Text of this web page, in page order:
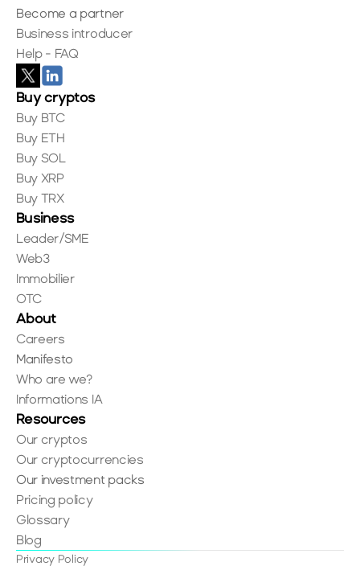
Become a partner
Business introducer
Help - FAQ
Buy cryptos
Buy BTC
Buy ETH
Buy SOL
Buy XRP
Buy TRX
Business
Leader/SME
Web3
Immobilier
OTC
About
Careers
Manifesto
Who are we?
Informations IA
Resources
Our cryptos
Our cryptocurrencies
Our investment packs
Pricing policy
Glossary
Blog
Privacy Policy